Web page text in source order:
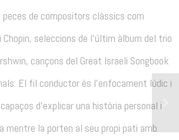
peces de compositors clàssics com
seleccions de l’últim àlbum del trio
cançons del Great Israeli Songbook
El fil conductor és l’enfocament lúdic i
d’explicar una història personal i
mentre la porten al seu propi pati amb